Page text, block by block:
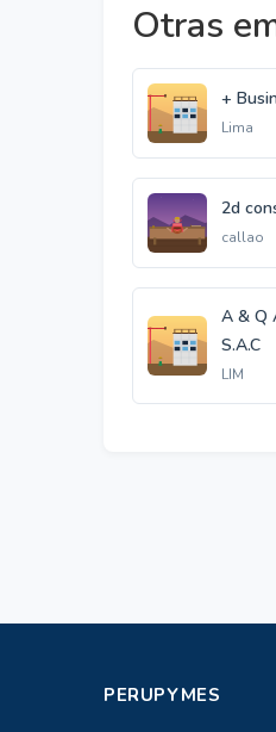
Otras
+
Lima
2d
callao
A & Q
S.A.C
LIM
PERUPYMES